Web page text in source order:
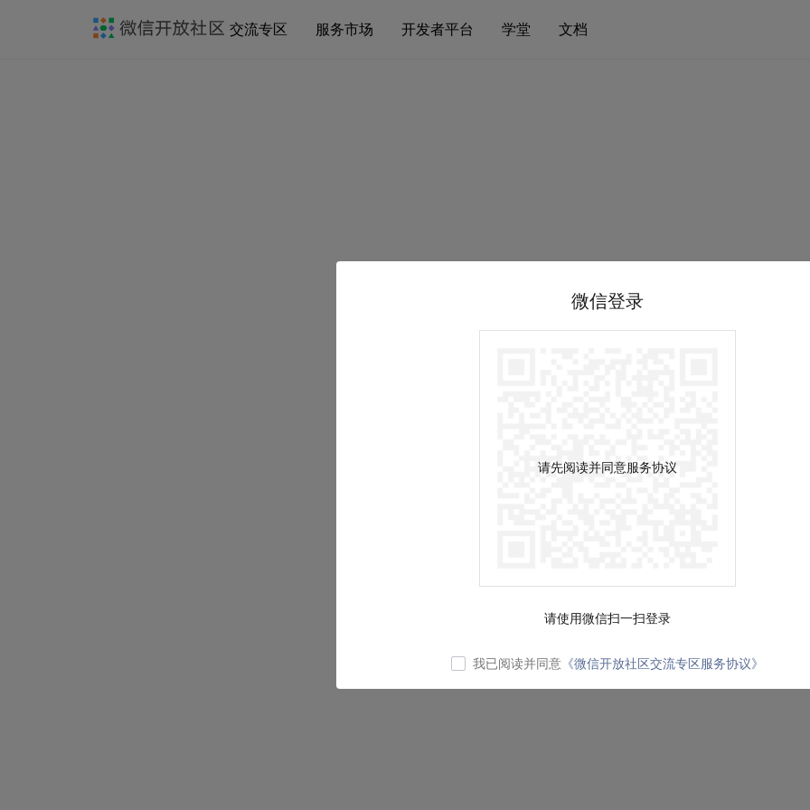
交流专区 服务市场 开发者平台 学堂 文档
微信登录
请先阅读并同意服务协议
请使用微信扫一扫登录
我已阅读并同意 《微信开放社区交流专区服务协议》